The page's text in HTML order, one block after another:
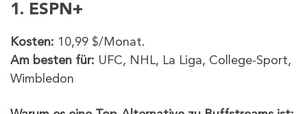
1. ESPN+
Kosten: 10,99 $/Monat.
Am besten für: UFC, NHL, La Liga, College-Sport,
Wimbledon